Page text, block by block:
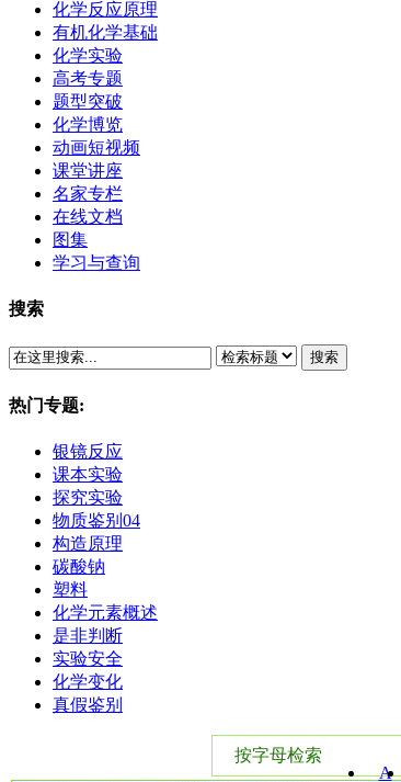
化学反应原理
有机化学基础
化学实验
高考专题
题型突破
化学博览
动画短视频
课堂讲座
名家专栏
在线文档
图集
学习与查询
搜索
搜索
热门专题:
银镜反应
课本实验
探究实验
物质鉴别04
构造原理
碳酸钠
塑料
化学元素概述
是非判断
实验安全
化学变化
真假鉴别
按字母检索
A